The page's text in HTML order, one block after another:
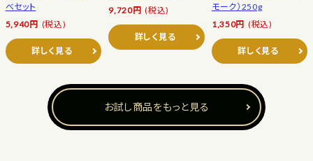
べセット
5,940円 (税込)
詳しく見る
9,720円 (税込)
詳しく見る
モーク）250g
1,350円 (税込)
詳しく見る
お試し商品をもっと見る